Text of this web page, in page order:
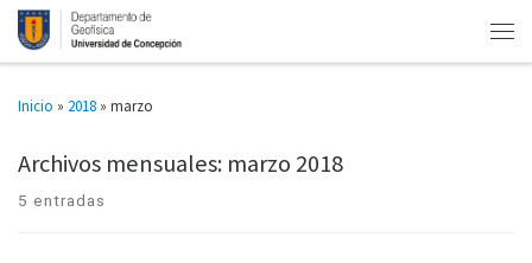
Inicio » 2018 » marzo
Archivos mensuales: marzo 2018
5 entradas